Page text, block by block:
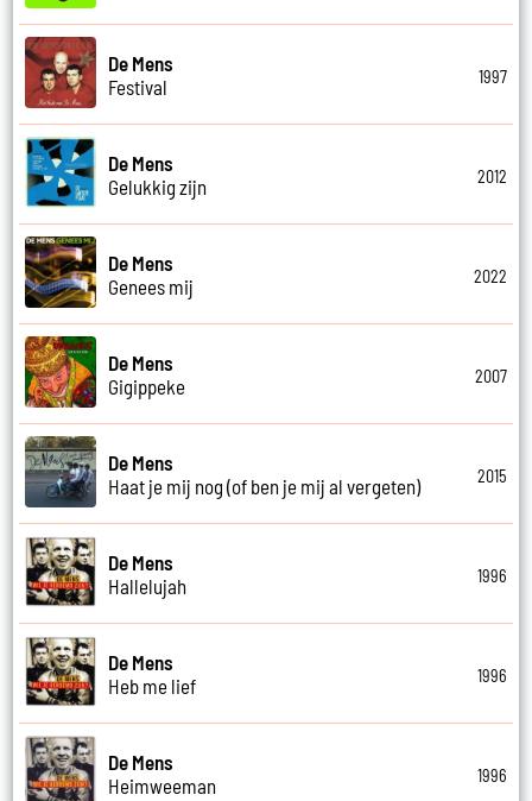
De Mens
Festival
1997
De Mens
Gelukkig zijn
2012
De Mens
Genees mij
2022
De Mens
Gigippeke
2007
De Mens
Haat je mij nog (of ben je mij al vergeten)
2015
De Mens
Hallelujah
1996
De Mens
Heb me lief
1996
De Mens
Heimweeman
1996